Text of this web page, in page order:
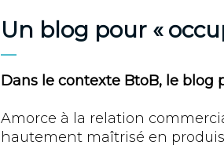
Un blog pour «
Dans le contexte BtoB, le blog
Amorce à la relation
hautement maîtrisé en